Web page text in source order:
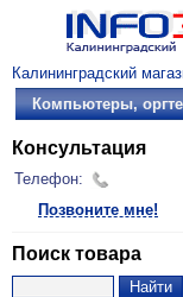
Калининградский
Компьютеры,
Консультация
Телефон:
Позвоните мне!
Поиск товара